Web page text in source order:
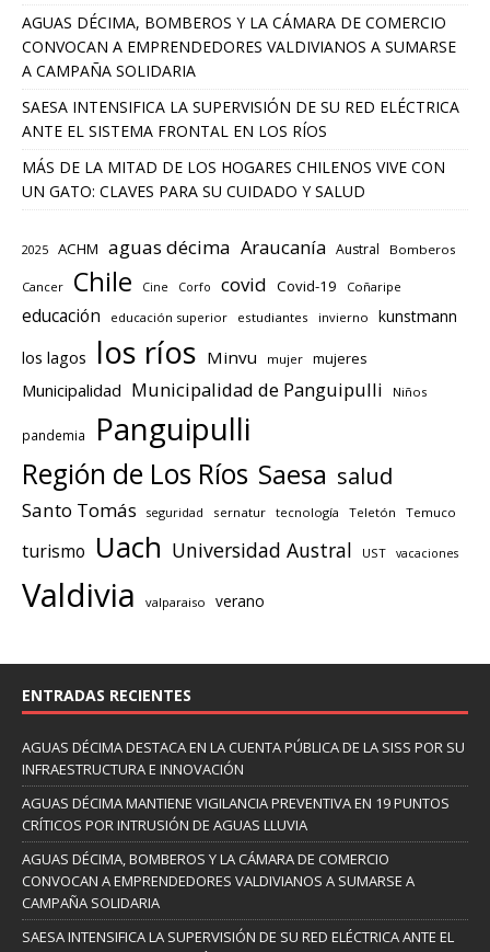
AGUAS DÉCIMA, BOMBEROS Y LA CÁMARA DE COMERCIO
CONVOCAN A EMPRENDEDORES VALDIVIANOS A SUMARSE
A CAMPAÑA SOLIDARIA
SAESA INTENSIFICA LA SUPERVISIÓN DE SU RED ELÉCTRICA
ANTE EL SISTEMA FRONTAL EN LOS RÍOS
MÁS DE LA MITAD DE LOS HOGARES CHILENOS VIVE CON
UN GATO: CLAVES PARA SU CUIDADO Y SALUD
2025 ACHM aguas décima Araucanía Austral Bomberos
Cancer Chile Cine Corfo covid Covid-19 Coñaripe
educación educación superior estudiantes invierno kunstmann
los lagos los ríos Minvu mujer mujeres
Municipalidad Municipalidad de Panguipulli Niños
pandemia Panguipulli
Región de Los Ríos Saesa salud
Santo Tomás seguridad sernatur tecnología Teletón Temuco
turismo Uach Universidad Austral UST vacaciones
Valdivia valparaiso verano
ENTRADAS RECIENTES
AGUAS DÉCIMA DESTACA EN LA CUENTA PÚBLICA DE LA SISS POR SU
INFRAESTRUCTURA E INNOVACIÓN
AGUAS DÉCIMA MANTIENE VIGILANCIA PREVENTIVA EN 19 PUNTOS
CRÍTICOS POR INTRUSIÓN DE AGUAS LLUVIA
AGUAS DÉCIMA, BOMBEROS Y LA CÁMARA DE COMERCIO
CONVOCAN A EMPRENDEDORES VALDIVIANOS A SUMARSE A
CAMPAÑA SOLIDARIA
SAESA INTENSIFICA LA SUPERVISIÓN DE SU RED ELÉCTRICA ANTE EL